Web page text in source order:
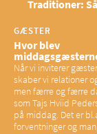
Traditioner:
GÆSTER
Hvor blev
Når vi inviterer
skaber vi relationer
men færre og færre
som Tajs Hviid
på middag. Det er
forventninger og